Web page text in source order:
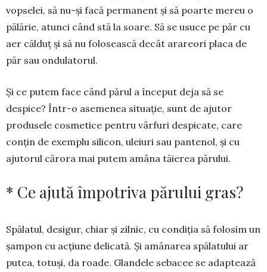
vopselei, să nu-și facă permanent și să poarte mereu o
pălărie, atunci când stă la soare. Să se usuce pe păr cu
aer călduț și să nu folosească decât arareori placa de
păr sau ondu­latorul.
Și ce putem face când părul a început deja să se
despice? Într-o asemenea situație, sunt de ajutor
produsele cosmetice pentru vârfuri des­picate, care
conțin de exemplu silicon, uleiuri sau pantenol, și cu
ajutorul cărora mai putem amâna tăierea părului.
* Ce ajută împotriva părului gras?
Spălatul, desigur, chiar și zilnic, cu condiția să folosim un
șampon cu acțiune delicată. Și amânarea spălatului ar
putea, totuși, da roade. Glandele sebacee se adaptează